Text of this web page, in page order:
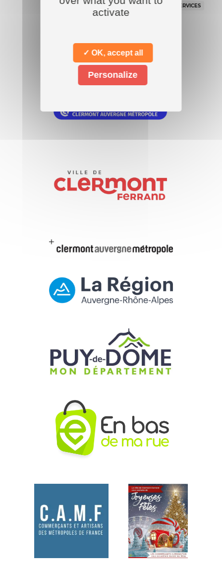
activate
✓ OK, accept all
Personalize
SERVICES
Nospartenaires